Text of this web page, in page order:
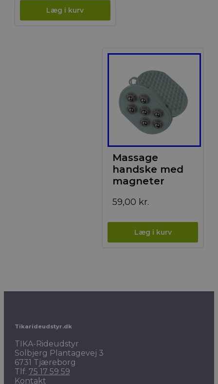
Massage
handske med
magneter
59,00 kr.
Tikarideudstyr.dk
TIKA-Rideudstyr
Solbjerg Plantagevej 3
6731 Tjæreborg
Tlf. 75 17 59 59
Kontakt